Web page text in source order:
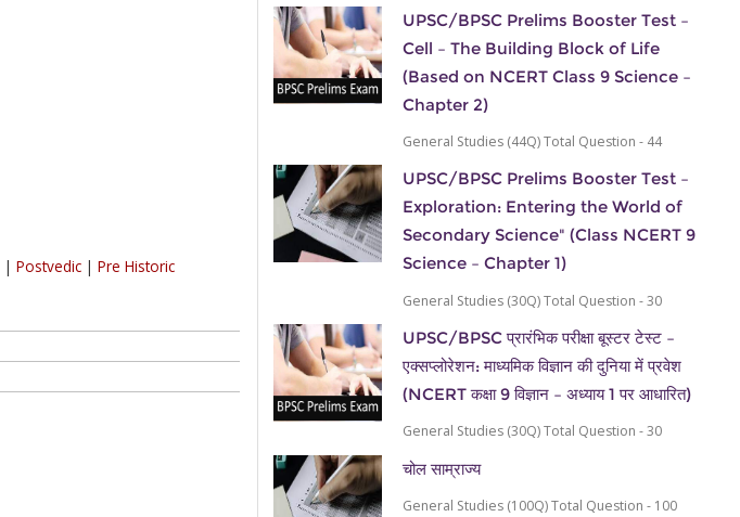
| Postvedic | Pre Historic
UPSC/BPSC Prelims Booster Test –
Cell – The Building Block of Life
(Based on NCERT Class 9 Science –
Chapter 2)
General Studies (44Q) Total Question - 44
UPSC/BPSC Prelims Booster Test –
Exploration: Entering the World of
Secondary Science" (Class NCERT 9
Science – Chapter 1)
General Studies (30Q) Total Question - 30
UPSC/BPSC प्रारंभिक परीक्षा बूस्टर टेस्ट –
एक्सप्लोरेशन: माध्यमिक विज्ञान की दुनिया में प्रवेश
(NCERT कक्षा 9 विज्ञान – अध्याय 1 पर आधारित)
General Studies (30Q) Total Question - 30
चोल साम्राज्य
General Studies (100Q) Total Question - 100